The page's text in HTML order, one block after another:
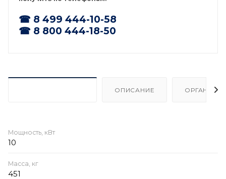
☎ 8 499 444-10-58
☎ 8 800 444-18-50
ОПИСАНИЕ
Мощность, кВт
10
Масса, кг
451